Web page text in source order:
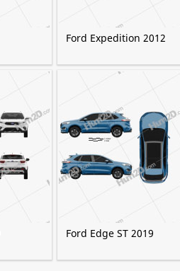
Ford Expedition 2012
Ford Edge ST 2019